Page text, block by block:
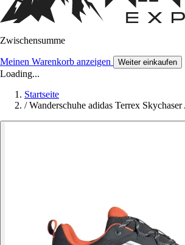
Zwischensumme
Meinen Warenkorb anzeigen Weiter einkaufen
Loading...
Startseite
/ Wanderschuhe adidas Terrex